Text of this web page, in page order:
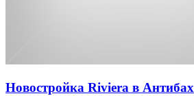
Новостройка Riviera в Антибах